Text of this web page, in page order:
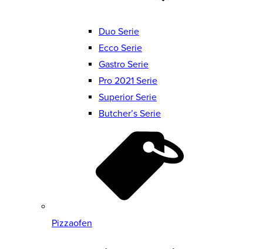
Duo Serie
Ecco Serie
Gastro Serie
Pro 2021 Serie
Superior Serie
Butcher’s Serie
Pizzaofen